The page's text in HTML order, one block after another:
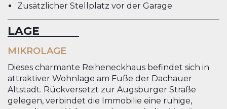
Zusätzlicher Stellplatz vor der Garage
LAGE
MIKROLAGE
Dieses charmante Reiheneckhaus befindet sich in
attraktiver Wohnlage am Fuße der Dachauer
Altstadt. Rückversetzt zur Augsburger Straße
gelegen, verbindet die Immobilie eine ruhige,